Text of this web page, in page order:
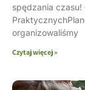
spędzania
organizowaliśmy
Czytaj więcej »